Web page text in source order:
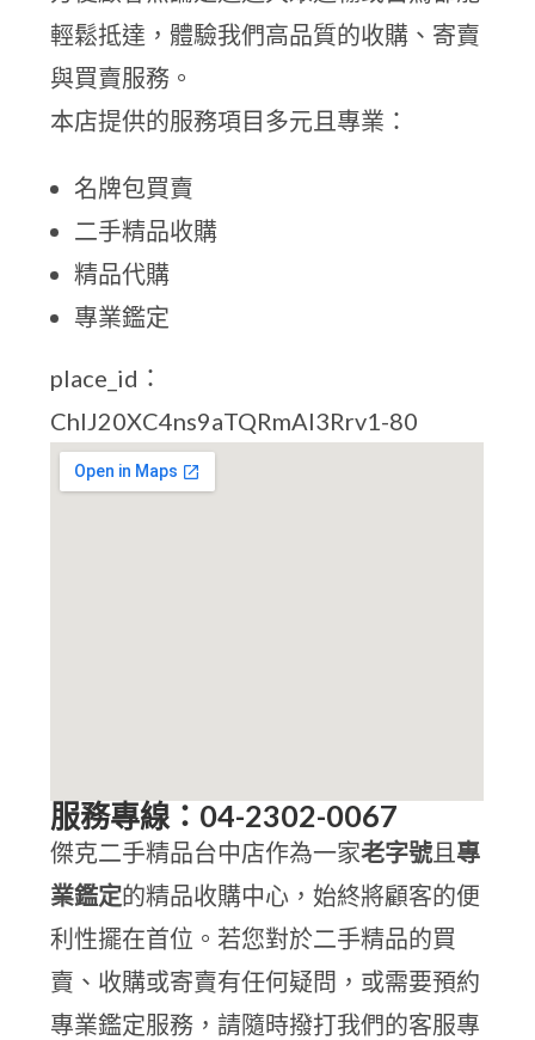
輕鬆抵達，體驗我們高品質的收購、寄賣
與買賣服務。
本店提供的服務項目多元且專業：
名牌包買賣
二手精品收購
精品代購
專業鑑定
place_id：
ChIJ20XC4ns9aTQRmAI3Rrv1-80
服務專線：04-2302-0067
傑克二手精品台中店作為一家老字號且 專
業鑑定的精品收購中心，始終將顧客的便
利性擺在首位。若您對於二手精品的買
賣、收購或寄賣有任何疑問，或需要預約
專業鑑定服務，請隨時撥打我們的客服專